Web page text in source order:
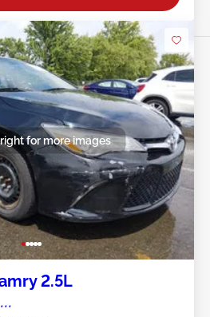
for more images
2.5L